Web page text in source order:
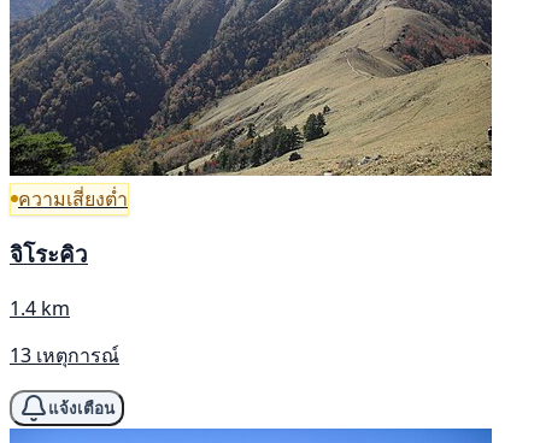
ความเสี่ยงต่ำ
จิโระคิว
1.4 km
13 เหตุการณ์
แจ้งเตือน